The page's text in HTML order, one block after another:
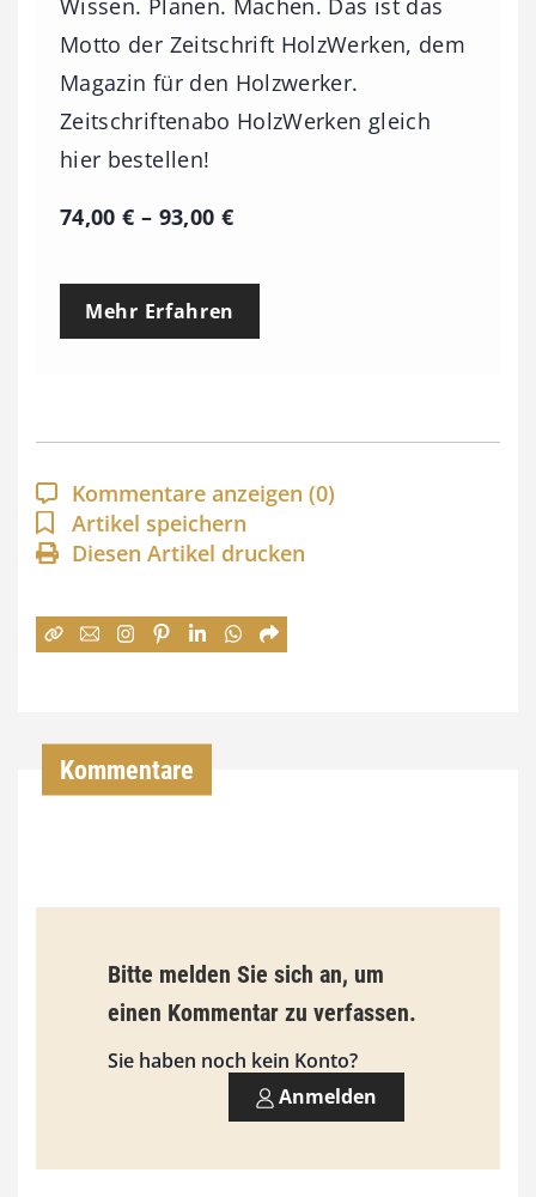
Motto der Zeitschrift HolzWerken, dem
Magazin für den Holzwerker.
Zeitschriftenabo HolzWerken gleich
hier bestellen!
74,00€ – 93,00 €P
e
p
a
n
n
:
€
i
s
9
0
Mehr Erfahren
Kommentare anzeigen (0)
Artikel speichern
Diesen Artikel drucken
Kommentare
Bitte melden Sie sich an, um
einen Kommentar zu verfassen.
Sie haben noch kein Konto?
Anmelden